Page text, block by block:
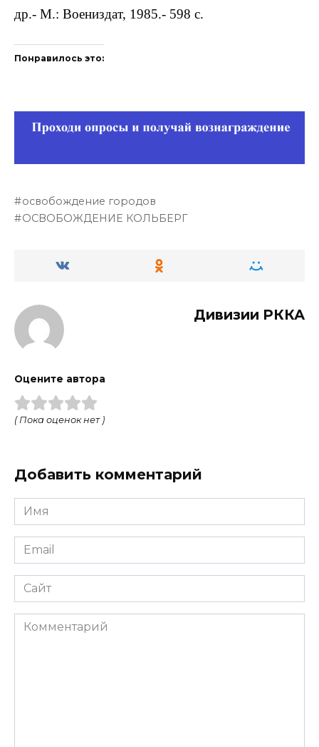
др.- М.: Воениздат, 1985.- 598 с.
Понравилось это:
освобождение городов
ОСВОБОЖДЕНИЕ КОЛЬБЕРГ
Дивизии РККА
Оцените автора
( Пока оценок нет )
Добавить комментарий
Имя
Email
Сайт
Комментарий